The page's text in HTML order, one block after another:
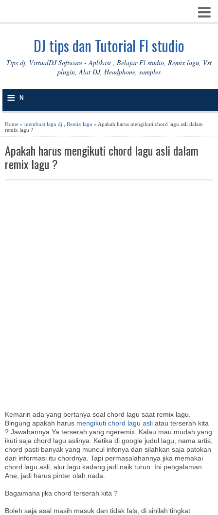
DJ tips dan Tutorial Fl studio
Tips dj, VirtualDJ Software - Aplikasi , Belajar Fl studio, Remix lagu, Vst
plugin, Alat DJ, Headphone, samples
≡ N
V
G
Home » membuat lagu dj Remix lagu » Apakah harus mengikuti chord lagu asli dalam
remix lagu ?
Apakah harus mengikuti chord lagu asli dalam
remix lagu ?
Kemarin ada yang bertanya soal chord lagu saat remix lagu.
Bingung apakah harus mengikuti chord lagu asli atau terserah kita
? Jawabannya Ya terserah yang ngeremix. Kalau mau mudah yang
ikuti saja chord lagu aslinya. Ketika di google judul lagu, nama artis,
chord pasti banyak yang muncul infonya dan silahkan saja patokan
dari informasi itu chordnya. Tapi permasalahannya jika memakai
chord lagu asli, alur lagu kadang jadi naik turun. Ini pengalaman
Ane, jadi harus pinter olah nada.
Bagaimana jika chord terserah kita ?
Boleh saja asal masih masuk dan tidak fals, di sinilah tingkat